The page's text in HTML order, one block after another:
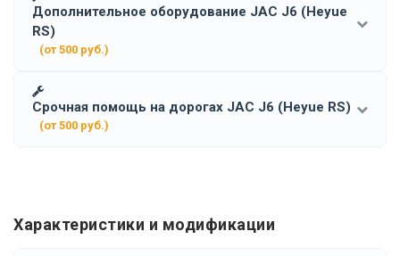
Дополнительное оборудование JAC J6 (Heyue
RS)
(от 500 руб.)
Срочная помощь на дорогах JAC J6 (Heyue RS)
(от 500 руб.)
Характеристики и модификации